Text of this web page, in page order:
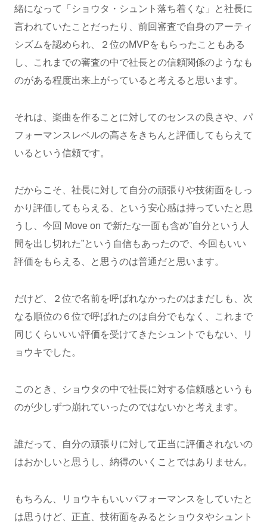
緒になって「ショウタ・シュント落ち着くな」と社長に
言われていたことだったり、前回審査で自身のアーティ
シズムを認められ、２位のMVPをもらったこともある
し、これまでの審査の中で社長との信頼関係のようなも
のがある程度出来上がっていると考えると思います。
それは、楽曲を作ることに対してのセンスの良さや、パ
フォーマンスレベルの高さをきちんと評価してもらえて
いるという信頼です。
だからこそ、社長に対して自分の頑張りや技術面をしっ
かり評価してもらえる、という安心感は持っていたと思
うし、今回 Move on で新たな一面も含め”自分という人
間を出し切れた”という自信もあったので、今回もいい
評価をもらえる、と思うのは普通だと思います。
だけど、２位で名前を呼ばれなかったのはまだしも、次
なる順位の６位で呼ばれたのは自分でもなく、これまで
同じくらいいい評価を受けてきたシュントでもない、リ
ョウキでした。
このとき、ショウタの中で社長に対する信頼感というも
のが少しずつ崩れていったのではないかと考えます。
誰だって、自分の頑張りに対して正当に評価されないの
はおかしいと思うし、納得のいくことではありません。
もちろん、リョウキもいいパフォーマンスをしていたと
は思うけど、正直、技術面をみるとショウタやシュント